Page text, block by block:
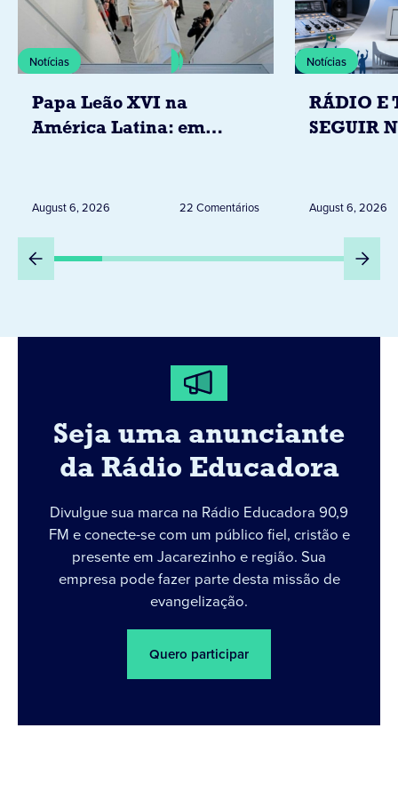
Notícias
Papa Leão XVI na
América Latina: em
Peru
August 6, 2026 22 Comentários
Notícias
RÁDIO E
SEGUIR
DESTA
August 6, 2026
Seja uma anunciante
da Rádio Educadora
Divulgue sua marca na Rádio Educadora 90,9
FM e conecte-se com um público fiel, cristão e
presente em Jacarezinho e região. Sua
empresa pode fazer parte desta missão de
evangelização.
Quero participar